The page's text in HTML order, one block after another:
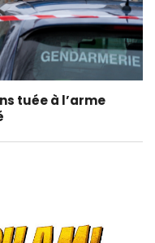
tuée à l’arme